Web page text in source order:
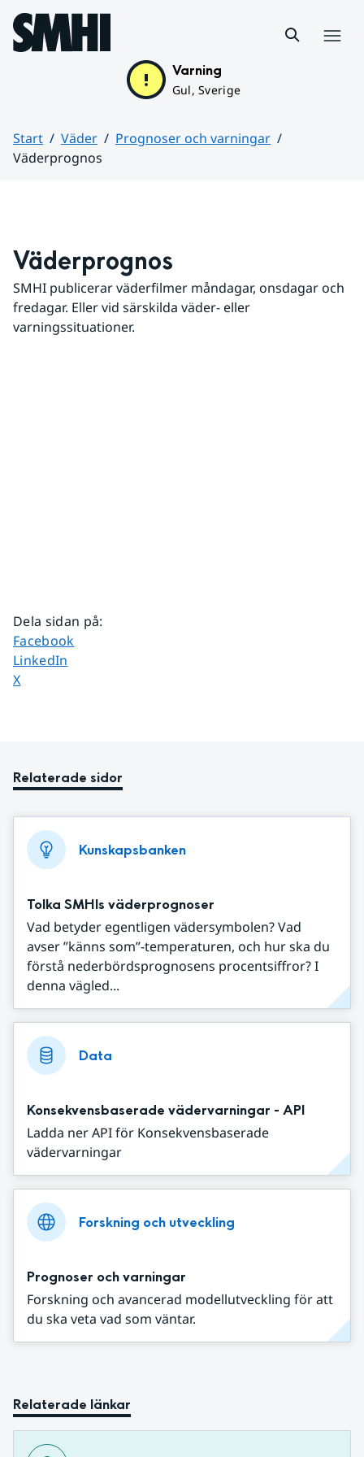
Hoppa till sidans innehåll
Varning
Gul, Sverige
Start Väder
Prognoser och varningar
Väderprognos
Väderprognos
SMHI publicerar väderfilmer måndagar, onsdagar och
fredagar. Eller vid särskilda väder- eller
varningssituationer.
Dela sidan på:
Dela sidan på
Facebook
Dela sidan på
LinkedIn
Dela sidan på
X
Relaterade sidor
Kunskapsbanken
Tolka SMHIs väderprognoser
Vad betyder egentligen vädersymbolen? Vad
avser ”känns som”-temperaturen, och hur ska du
förstå nederbördsprognosens procentsiffror? I
denna vägled...
Data
Konsekvensbaserade vädervarningar - API
Ladda ner API för Konsekvensbaserade
vädervarningar
Forskning och utveckling
Prognoser och varningar
Forskning och avancerad modellutveckling för att
du ska veta vad som väntar.
Relaterade länkar